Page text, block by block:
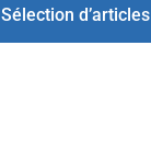
Sélection d’articles